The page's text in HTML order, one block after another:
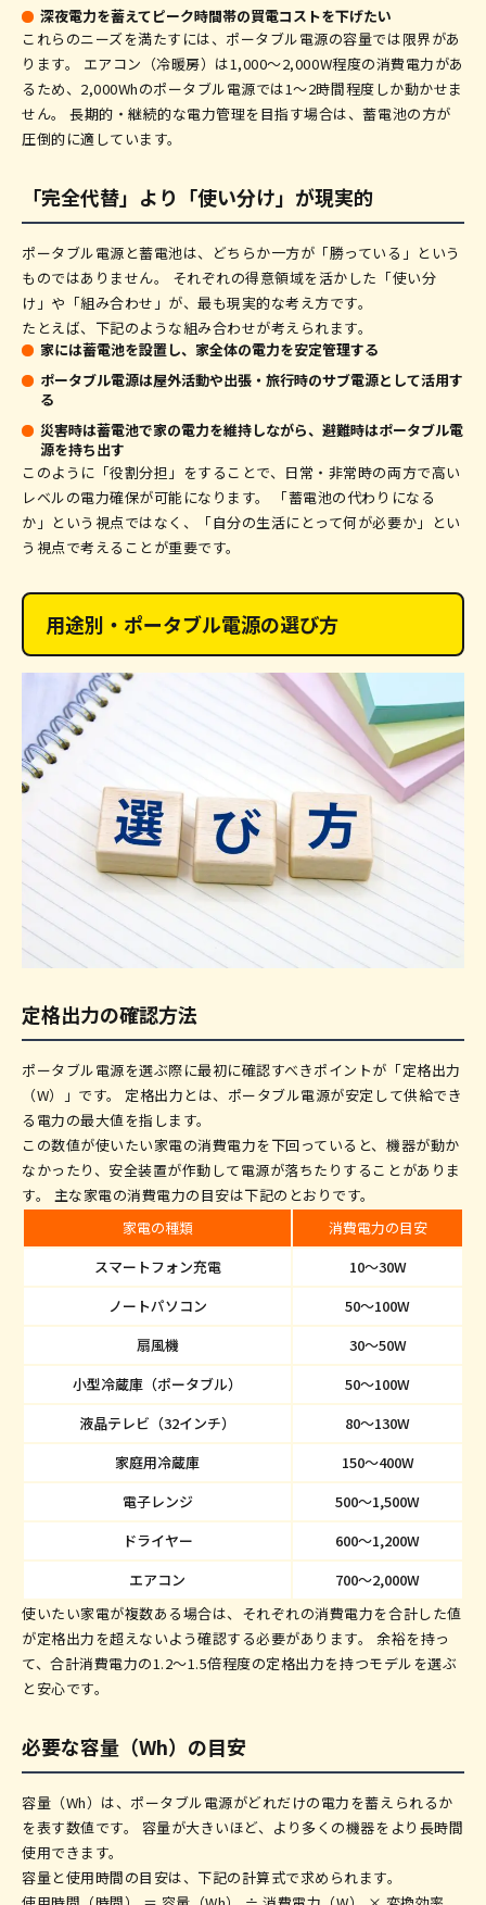
深夜電力を蓄えてピーク時間帯の買電コストを下げたい
これらのニーズを満たすには、ポータブル電源の容量では限界があ
ります。 エアコン（冷暖房）は1,000〜2,000W程度の消費電力があ
るため、2,000Whのポータブル電源では1〜2時間程度しか動かせま
せん。 長期的・継続的な電力管理を目指す場合は、蓄電池の方が
圧倒的に適しています。
「完全代替」より「使い分け」が現実的
ポータブル電源と蓄電池は、どちらか一方が「勝っている」という
ものではありません。 それぞれの得意領域を活かした「使い分
け」や「組み合わせ」が、最も現実的な考え方です。
たとえば、下記のような組み合わせが考えられます。
家には蓄電池を設置し、家全体の電力を安定管理する
ポータブル電源は屋外活動や出張・旅行時のサブ電源として活用す
る
災害時は蓄電池で家の電力を維持しながら、避難時はポータブル電
源を持ち出す
このように「役割分担」をすることで、日常・非常時の両方で高い
レベルの電力確保が可能になります。 「蓄電池の代わりになる
か」という視点ではなく、「自分の生活にとって何が必要か」とい
う視点で考えることが重要です。
用途別・ポータブル電源の選び方
定格出力の確認方法
ポータブル電源を選ぶ際に最初に確認すべきポイントが「定格出力
（W）」です。 定格出力とは、ポータブル電源が安定して供給でき
る電力の最大値を指します。
この数値が使いたい家電の消費電力を下回っていると、機器が動か
なかったり、安全装置が作動して電源が落ちたりすることがありま
す。 主な家電の消費電力の目安は下記のとおりです。
家電の種類
消費電力の目安
スマートフォン充電
10〜30W
ノートパソコン
50〜100W
扇風機
30〜50W
小型冷蔵庫（ポータブル）
50〜100W
液晶テレビ（32インチ）
80〜130W
家庭用冷蔵庫
150〜400W
電子レンジ
500〜1,500W
ドライヤー
600〜1,200W
エアコン
700〜2,000W
使いたい家電が複数ある場合は、それぞれの消費電力を合計した値
が定格出力を超えないよう確認する必要があります。 余裕を持っ
て、合計消費電力の1.2〜1.5倍程度の定格出力を持つモデルを選ぶ
と安心です。
必要な容量（Wh）の目安
容量（Wh）は、ポータブル電源がどれだけの電力を蓄えられるか
を表す数値です。 容量が大きいほど、より多くの機器をより長時間
使用できます。
容量と使用時間の目安は、下記の計算式で求められます。